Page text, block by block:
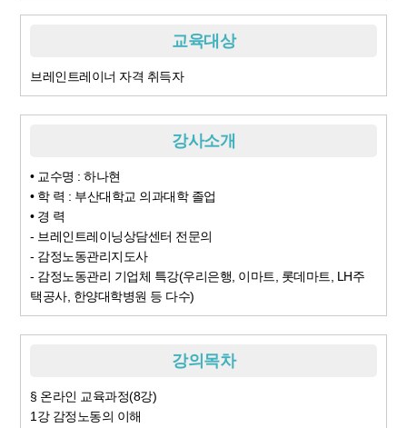
교육대상
브레인트레이너 자격 취득자
강사소개
• 교수명 : 하나현
• 학 력 : 부산대학교 의과대학 졸업
• 경 력
- 브레인트레이닝상담센터 전문의
- 감정노동관리지도사
- 감정노동관리 기업체 특강(우리은행, 이마트, 롯데마트, LH주
택공사, 한양대학병원 등 다수)
강의목차
§ 온라인 교육과정(8강)
1강 감정노동의 이해